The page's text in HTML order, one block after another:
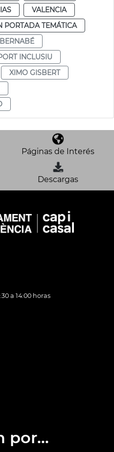
VALENCIA
PORTADA TEMÁTICA
INCLUSIU
XIMO GISBERT
Páginas de Interés
Descargas
a 14:00 horas
por...